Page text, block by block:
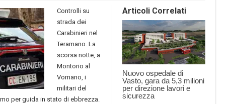
Articoli Correlati
Nuovo ospedale di
Vasto, gara da 5,3 milioni
per direzione lavori e
sicurezza
Controlli su
strada dei
Carabinieri nel
Teramano. La
scorsa notte, a
Montorio al
Vomano, i
militari del
per guida in stato di ebbrezza.